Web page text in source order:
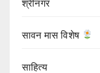
श्रीनगर
सावन मास विशेष
साहित्य